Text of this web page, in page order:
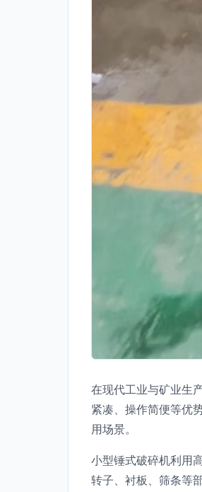
在现代工业与矿业生
紧凑、操作简便等优
用场景。
小型锤式破碎机利用
转子、衬板、筛条等